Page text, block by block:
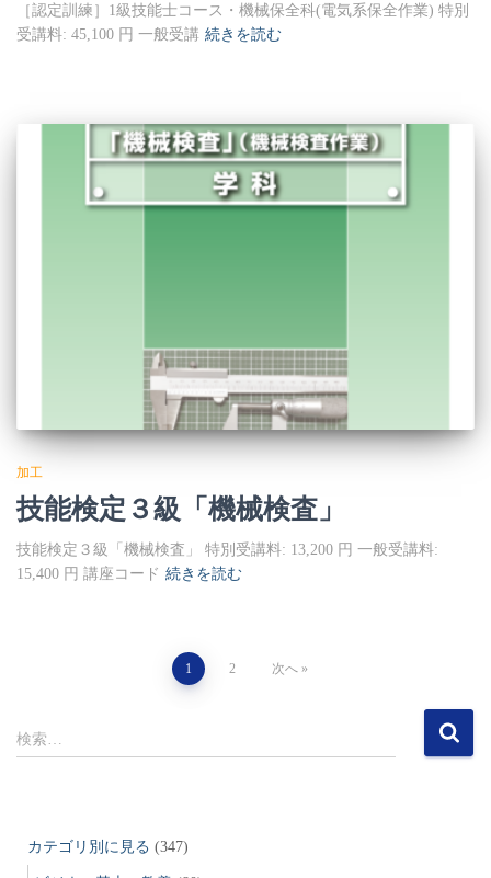
［認定訓練］1級技能士コース・機械保全科(電気系保全作業) 特別
受講料: 45,100 円 一般受講 続きを読む
加工
技能検定３級「機械検査」
技能検定３級「機械検査」 特別受講料: 13,200 円 一般受講料:
15,400 円 講座コード 続きを読む
稿
1 2 次へ
検
索
検索…
カテゴリ別に見る (347)